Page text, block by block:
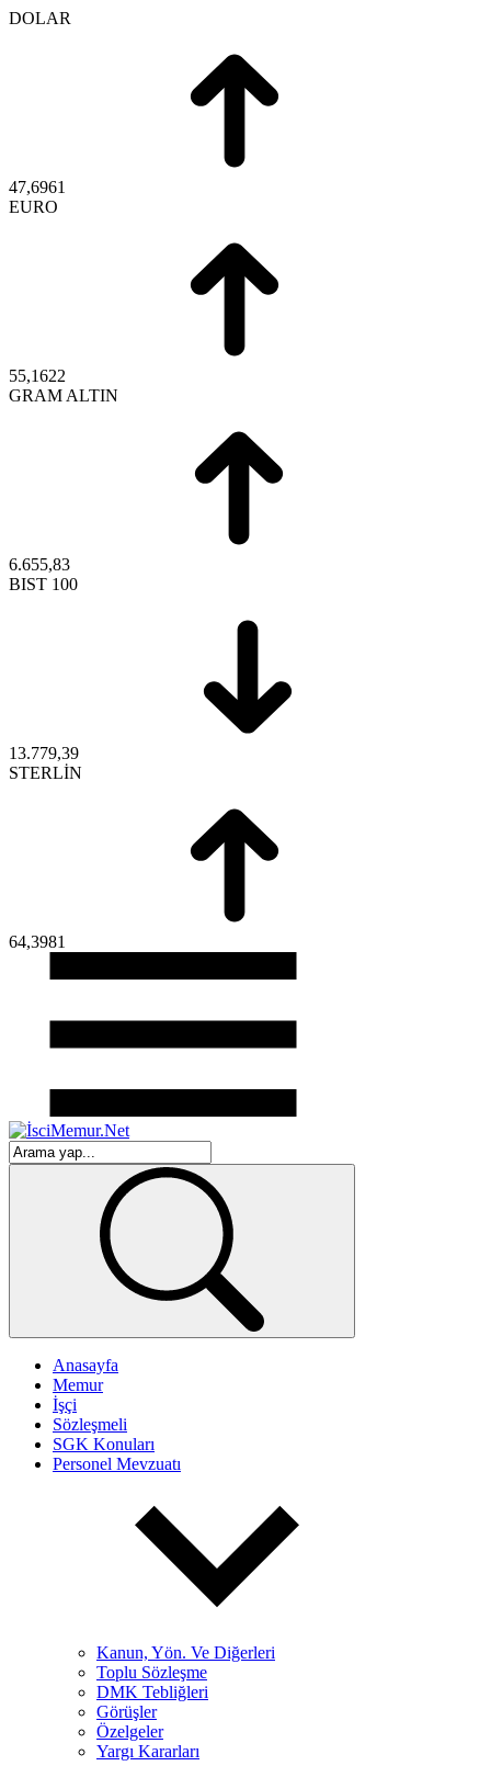
DOLAR
47,6961
EURO
55,1622
GRAM ALTIN
6.655,83
BIST 100
13.779,39
STERLİN
64,3981
Anasayfa
Memur
İşçi
Sözleşmeli
SGK Konuları
Personel Mevzuatı
Kanun, Yön. Ve Diğerleri
Toplu Sözleşme
DMK Tebliğleri
Görüşler
Özelgeler
Yargı Kararları